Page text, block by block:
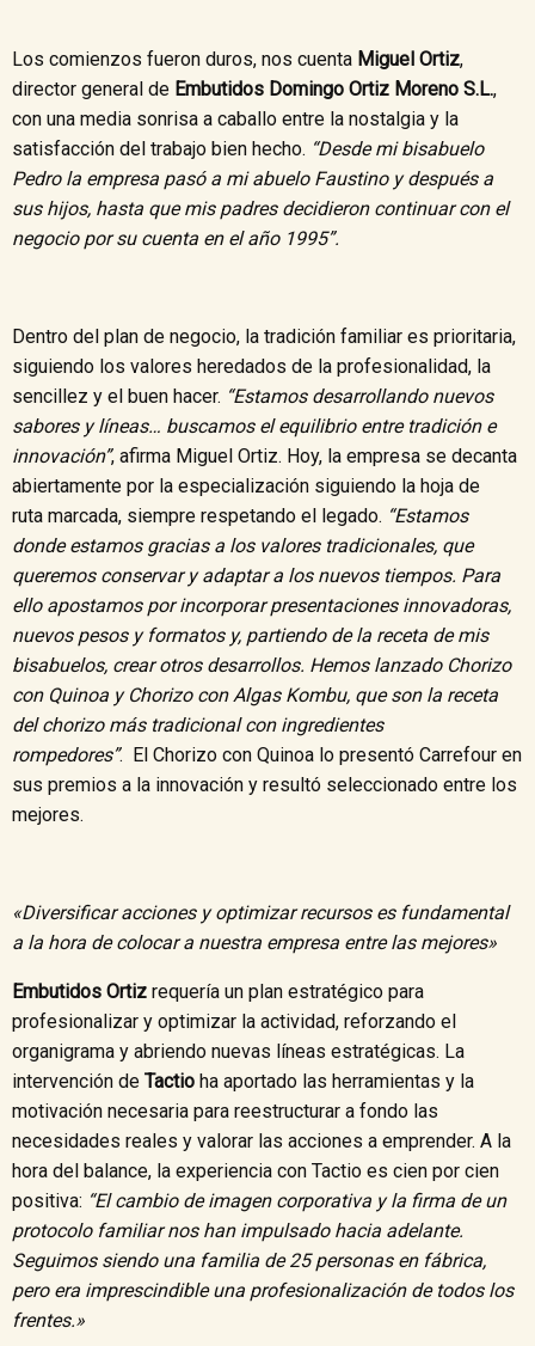
Los comienzos fueron duros, nos cuenta Miguel Ortiz,
director general de Embutidos Domingo Ortiz Moreno S.L.,
con una media sonrisa a caballo entre la nostalgia y la
satisfacción del trabajo bien hecho. “Desde mi bisabuelo
Pedro la empresa pasó a mi abuelo Faustino y después a
sus hijos, hasta que mis padres decidieron continuar con el
negocio por su cuenta en el año 1995”.
Dentro del plan de negocio, la tradición familiar es prioritaria,
siguiendo los valores heredados de la profesionalidad, la
sencillez y el buen hacer. “Estamos desarrollando nuevos
sabores y líneas… buscamos el equilibrio entre tradición e
innovación”, afirma Miguel Ortiz. Hoy, la empresa se decanta
abiertamente por la especialización siguiendo la hoja de
ruta marcada, siempre respetando el legado. “Estamos
donde estamos gracias a los valores tradicionales, que
queremos conservar y adaptar a los nuevos tiempos. Para
ello apostamos por incorporar presentaciones innovadoras,
nuevos pesos y formatos y, partiendo de la receta de mis
bisabuelos, crear otros desarrollos. Hemos lanzado Chorizo
con Quinoa y Chorizo con Algas Kombu, que son la receta
del chorizo más tradicional con ingredientes
rompedores”. El Chorizo con Quinoa lo presentó Carrefour en
sus premios a la innovación y resultó seleccionado entre los
mejores.
«Diversificar acciones y optimizar recursos es fundamental
a la hora de colocar a nuestra empresa entre las mejores»
Embutidos Ortiz requería un plan estratégico para
profesionalizar y optimizar la actividad, reforzando el
organigrama y abriendo nuevas líneas estratégicas. La
intervención de Tactio ha aportado las herramientas y la
motivación necesaria para reestructurar a fondo las
necesidades reales y valorar las acciones a emprender. A la
hora del balance, la experiencia con Tactio es cien por cien
positiva: “El cambio de imagen corporativa y la firma de un
protocolo familiar nos han impulsado hacia adelante.
Seguimos siendo una familia de 25 personas en fábrica,
pero era imprescindible una profesionalización de todos los
frentes.»